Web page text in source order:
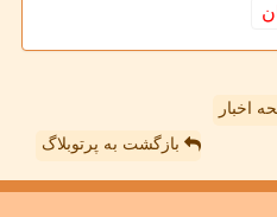
اخبار
بازگشت به پرتوبلاگ